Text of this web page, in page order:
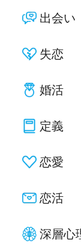
出会い
失恋
婚活
定義
恋愛
恋活
深層心